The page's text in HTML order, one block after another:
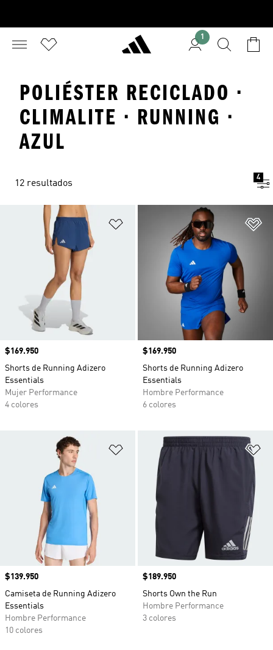
1
POLIÉSTER RECICLADO ·
CLIMALITE · RUNNING ·
AZUL
12 resultados
4
Añadir a la lista de deseos
Precio
$169.950
Shorts de Running Adizero
Essentials
Mujer Performance
4 colores
Precio
$169.950
Shorts de Running Adizero
Essentials
Hombre Performance
6 colores
Añadir a la lista de deseos
Precio
$139.950
Camiseta de Running Adizero
Essentials
Hombre Performance
10 colores
Precio
$189.950
Shorts Own the Run
Hombre Performance
3 colores